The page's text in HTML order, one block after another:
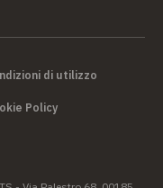
di utilizzo
Policy